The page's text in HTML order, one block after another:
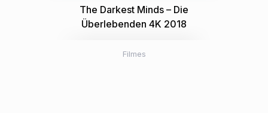
The Darkest Minds – Die
Überlebenden 4K 2018
Filmes